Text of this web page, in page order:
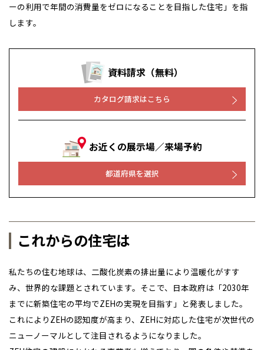
ーの利用で年間の消費量をゼロになることを目指した住宅」を指
します。
資料請求（無料）
カタログ請求はこちら
お近くの展示場／来場予約
都道府県を選択
これからの住宅は
私たちの住む地球は、二酸化炭素の排出量により温暖化がすす
み、世界的な課題とされています。そこで、日本政府は「2030年
までに新築住宅の平均でZEHの実現を目指す」と発表しました。
これによりZEHの認知度が高まり、ZEHに対応した住宅が次世代の
ニューノーマルとして注目されるようになりました。